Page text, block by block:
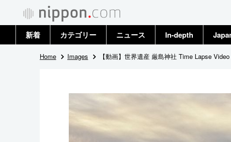
新着 カテゴリー
政治・外交
ニュース
トップ
In-depth
Home Images 【動画】世界遺産 厳島神社 Time Lapse Video